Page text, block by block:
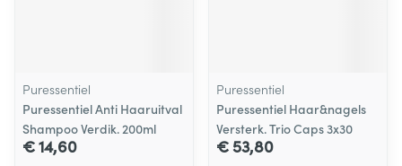
Puressentiel
Puressentiel Anti Haaruitval
Shampoo Verdik. 200ml
€ 14,60
Puressentiel
Puressentiel Haar&nagels
Versterk. Trio Caps 3x30
€ 53,80